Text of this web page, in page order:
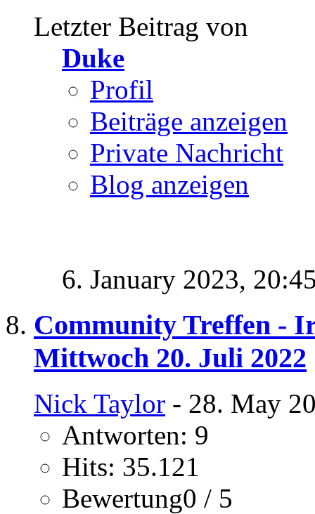
Letzter Beitrag von
Duke
Profil
Beiträge anzeigen
Private Nachricht
Blog anzeigen
6. January 2023,
Community Treffen -
Mittwoch 20. Juli 2022
Nick Taylor - 28. May
Antworten: 9
Hits: 35.121
Bewertung0 / 5